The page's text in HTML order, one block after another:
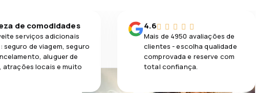
de comodidades
serviços adicionais
seguro de viagem, seguro
aluguer de
atrações locais e muito
4.6
Mais de 4950 avaliações de
clientes - escolha qualidade
comprovada e reserve com
total confiança.